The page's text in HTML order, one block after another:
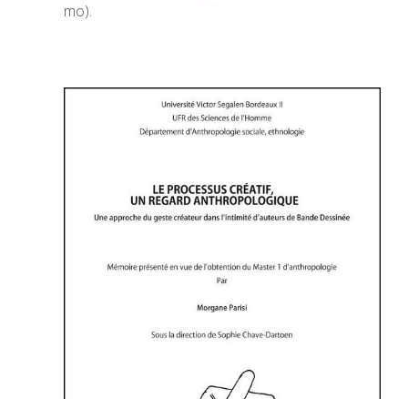
mo).